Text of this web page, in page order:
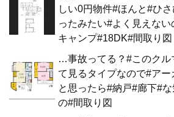
しい0円物件#ほんと#ひ
ったみたい#よく見えない
キャンプ#18DK#間取り図
…事故ってる？#このクル
て見るタイプなので#ア
と思ったら#納戸#廊下#
の#間取り図